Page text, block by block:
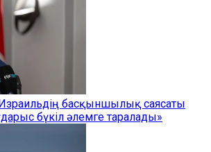
басқыншылық саясаты
бүкіл әлемге таралады»